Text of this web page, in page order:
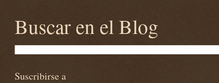
Buscar en el Blog
Suscribirse a